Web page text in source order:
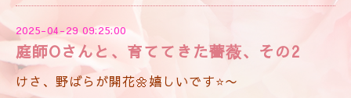
2025-04-29 09:25:00
庭師Oさんと、育ててきた薔薇、その2
けさ、野ばらが開花🌼嬉しいです⭐️〜